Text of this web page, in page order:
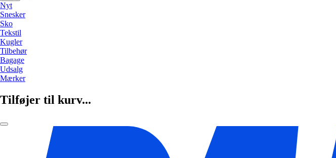
Nyt
Snesker
Sko
Tekstil
Kugler
Tilbehør
Bagage
Udsalg
Mærker
Tilføjer til kurv...